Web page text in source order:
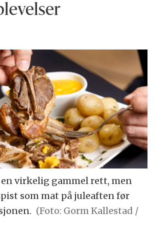
virkelig gammel rett, men
som mat på juleaften før
(Foto: Gorm Kallestad /